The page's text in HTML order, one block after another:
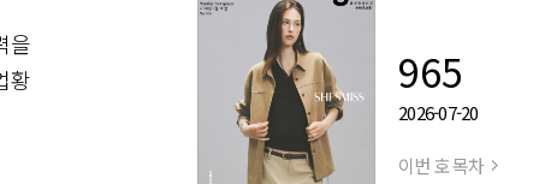
을
황
965
2026-07-20
이번 호 목차